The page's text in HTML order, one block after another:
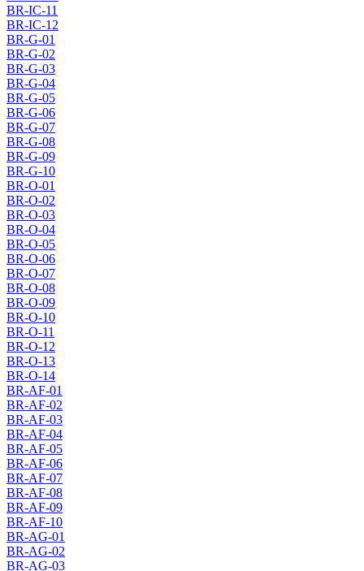
BR-IC-11
BR-IC-12
BR-G-01
BR-G-02
BR-G-03
BR-G-04
BR-G-05
BR-G-06
BR-G-07
BR-G-08
BR-G-09
BR-G-10
BR-O-01
BR-O-02
BR-O-03
BR-O-04
BR-O-05
BR-O-06
BR-O-07
BR-O-08
BR-O-09
BR-O-10
BR-O-11
BR-O-12
BR-O-13
BR-O-14
BR-AF-01
BR-AF-02
BR-AF-03
BR-AF-04
BR-AF-05
BR-AF-06
BR-AF-07
BR-AF-08
BR-AF-09
BR-AF-10
BR-AG-01
BR-AG-02
BR-AG-03